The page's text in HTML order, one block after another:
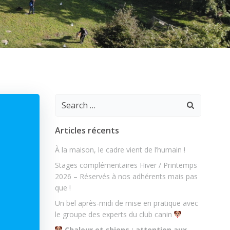
Search
Articles récents
À la maison, le cadre vient de l’humain !
Stages complémentaires Hiver / Printemps
2026 – Réservés à nos adhérents mais pas
que !
Un bel après-midi de mise en pratique avec
le groupe des experts du club canin